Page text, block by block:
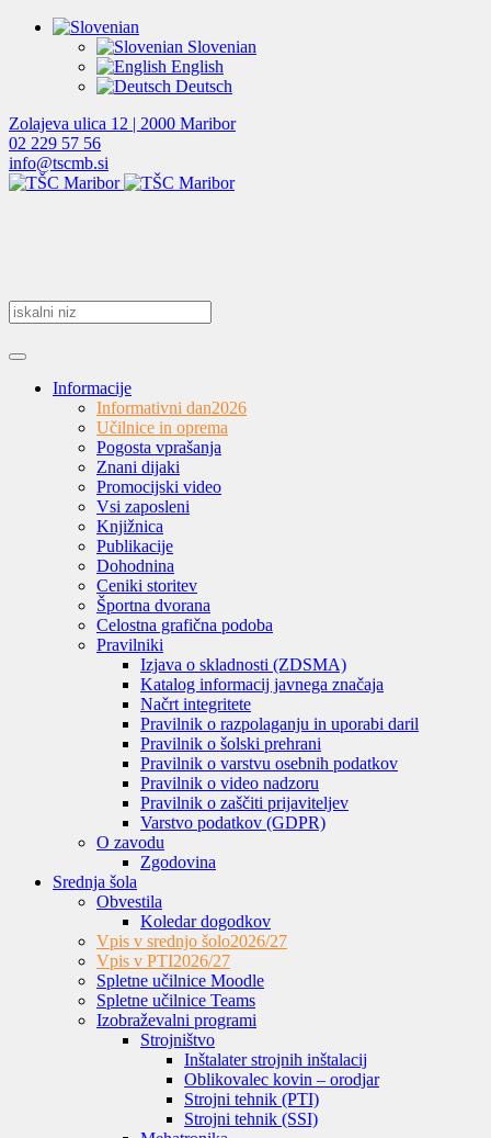
Slovenian
English
Deutsch
Zolajeva ulica 12 | 2000 Maribor
02 229 57 56
info@tscmb.si
Informacije
Informativni dan2026
Učilnice in oprema
Pogosta vprašanja
Znani dijaki
Promocijski video
Vsi zaposleni
Knjižnica
Publikacije
Dohodnina
Ceniki storitev
Športna dvorana
Celostna grafična podoba
Pravilniki
Izjava o skladnosti (ZDSMA)
Katalog informacij javnega značaja
Načrt integritete
Pravilnik o razpolaganju in uporabi daril
Pravilnik o šolski prehrani
Pravilnik o varstvu osebnih podatkov
Pravilnik o video nadzoru
Pravilnik o zaščiti prijaviteljev
Varstvo podatkov (GDPR)
O zavodu
Zgodovina
Srednja šola
Obvestila
Koledar dogodkov
Vpis v srednjo šolo2026/27
Vpis v PTI2026/27
Spletne učilnice Moodle
Spletne učilnice Teams
Izobraževalni programi
Strojništvo
Inštalater strojnih inštalacij
Oblikovalec kovin – orodjar
Strojni tehnik (PTI)
Strojni tehnik (SSI)